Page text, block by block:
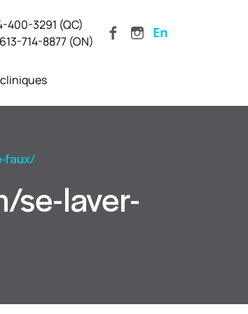
400-3291 (QC)
613-714-8877 (ON)
En
faux/
se-laver-